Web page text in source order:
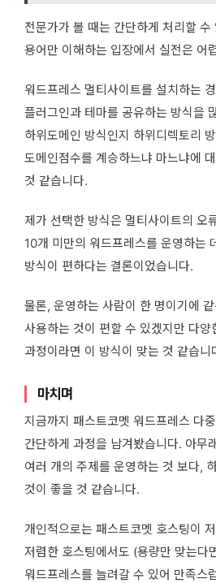
전문가가 볼 때는 간단하게 처리할
용어만 이해하는 입장에서 실전은 어
워드프레스 멀티사이트를 설치하는
플러그인과 테마를 공유하는 방식을
하위도메인 방식인지 하위디렉토리
도메인점수를 계승하느냐 마느냐에
것 같습니다.
제가 선택한 방식은 멀티사이트의 오
10개 미만의 워드프레스를 운영하는
방식이 편하다는 결론이었습니다.
물론, 운영하는 사람이 한 명이기에
사용하는 것이 편할 수 있겠지만 다양
과정이라면 이 방식이 맞는 것 같습니
마치며
지금까지 패스트코멧 워드프레스 다
간단하게 과정을 남겨봤습니다. 아무
여러 개의 주제를 운영하는 것 보다,
것이 좋을 것 같습니다.
개인적으로는 패스트코멧 호스팅이
저렴한 호스팅에서도 (용량만 맞는다
워드프레스를 늘려갈 수 있어 만족스